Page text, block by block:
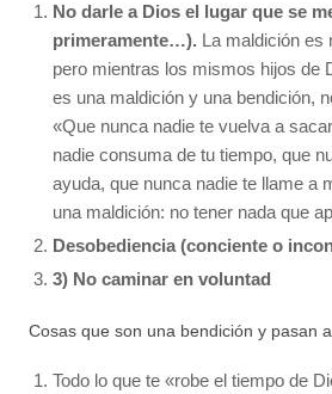
No darle a Dios el lugar que se
primeramente…). La maldición es
pero mientras los mismos hijos de
es una maldición y una bendición,
«Que nunca nadie te vuelva a
nadie consuma de tu tiempo, que
ayuda, que nunca nadie te llame a
una maldición: no tener nada que
Desobediencia (conciente o
3) No caminar en voluntad
Cosas que son una bendición y pasan
Todo lo que te «robe el tiempo de